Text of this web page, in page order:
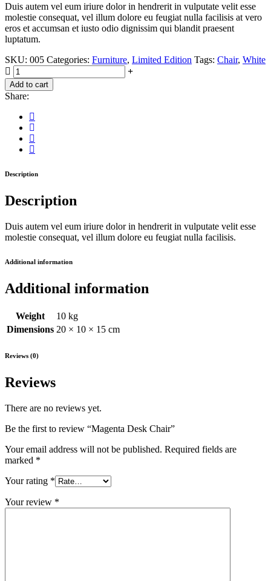
Duis autem vel eum iriure dolor in hendrerit in vulputate velit esse
molestie consequat, vel illum dolore eu feugiat nulla facilisis at vero
eros et accumsan et iusto odio dignissim qui blandit praesent
luptatum.
SKU: 005 Categories: Furniture, Limited Edition Tags: Chair, White
Magenta
Desk
Chair
quantity
Add to cart
Share:
Description
Description
Duis autem vel eum iriure dolor in hendrerit in vulputate velit esse
molestie consequat, vel illum dolore eu feugiat nulla facilisis.
Additional information
Additional information
Weight
10 kg
Dimensions 20 × 10 × 15 cm
Reviews (0)
Reviews
There are no reviews yet.
Be the first to review “Magenta Desk Chair”
Your email address will not be published. Required fields are
marked *
Your rating *
Your review *